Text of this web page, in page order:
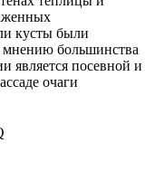
кусты были
мнению большинства
является посевной и
очаги